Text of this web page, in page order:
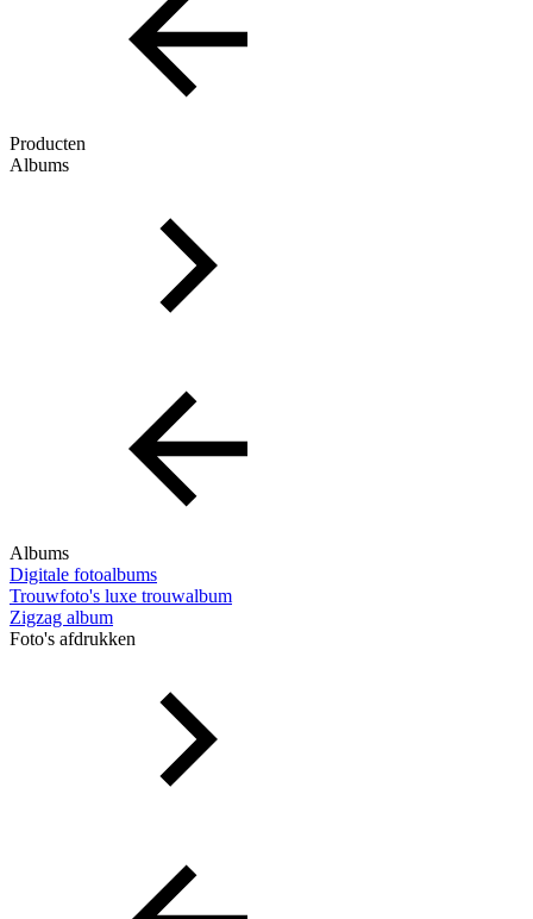
Producten
Albums
Albums
Digitale fotoalbums
Trouwfoto's luxe trouwalbum
Zigzag album
Foto's afdrukken